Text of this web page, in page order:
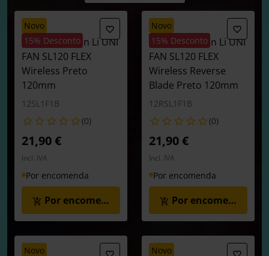
novo
15% Desconto
Ventoinha Lian Li UNI
FAN SL120 FLEX
Wireless Preto
120mm
12SL1F1B
(0)
21,90 €
Incl. IVA
Por encomenda
Por encomenda
novo
15% Desconto
Ventoinha Lian Li UNI
FAN SL120 FLEX
Wireless Reverse
Blade Preto 120mm
12RSL1F1B
(0)
21,90 €
Incl. IVA
Por encomenda
Por encomenda
novo
novo